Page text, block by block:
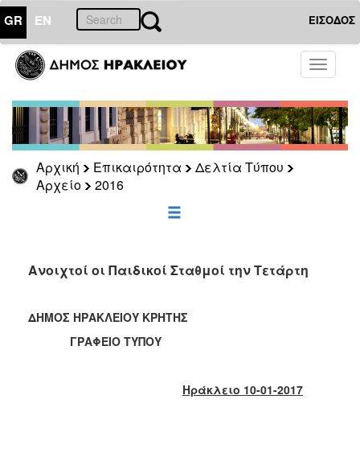
GR EN ΕΙΣΟΔΟΣ
Toggle
Αρχική Επικαιρότητα
Δελτία Τύπου
Αρχείο
2016
ΕΠΙΚΑΙΡΟΤΗΤΑ
Τύπου
Αρχείο
2026
2025
2021
2019
2018
Ανοιχτοί οι Παιδικοί Σταθμοί την Τετάρτη
ΔΗΜΟΣ ΗΡΑΚΛΕΙΟΥ ΚΡΗΤΗΣ
ΓΡΑΦΕΙΟ ΤΥΠΟΥ
Ηράκλειο 10-01-2017